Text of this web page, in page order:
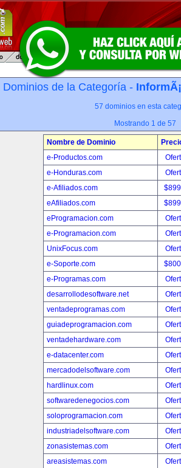
Dominios de la Categoría -
57 dominios en esta
Mostrando 1 de 57
Nombre de Dominio
e-Productos.com
e-Honduras.com
e-Afiliados.com
eAfiliados.com
eProgramacion.com
e-Programacion.com
UnixFocus.com
e-Soporte.com
e-Programas.com
desarrollodesoftware.net
ventadeprogramas.com
guiadeprogramacion.com
ventadehardware.com
e-datacenter.com
mercadodelsoftware.com
hardlinux.com
softwaredenegocios.com
soloprogramacion.com
industriadelsoftware.com
zonasistemas.com
areasistemas.com